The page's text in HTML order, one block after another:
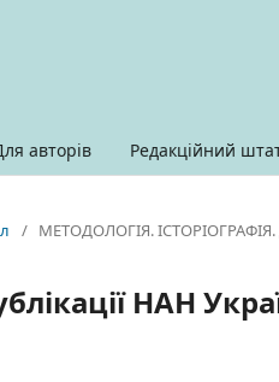
авторів Редакційний
/ МЕТОДОЛОГІЯ.
НАН